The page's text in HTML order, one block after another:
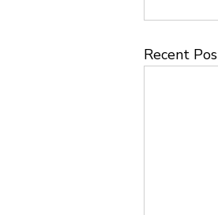
Recent